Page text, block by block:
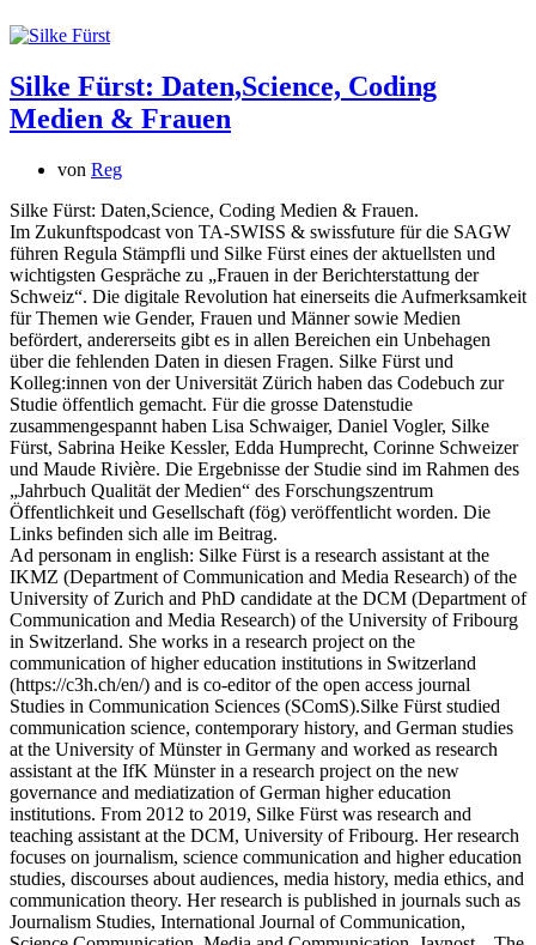
Silke Fürst: Daten,Science, Coding
Medien & Frauen
von Reg
Silke Fürst: Daten,Science, Coding Medien & Frauen.
Im Zukunftspodcast von TA-SWISS & swissfuture für die SAGW
führen Regula Stämpfli und Silke Fürst eines der aktuellsten und
wichtigsten Gespräche zu „Frauen in der Berichterstattung der
Schweiz“. Die digitale Revolution hat einerseits die Aufmerksamkeit
für Themen wie Gender, Frauen und Männer sowie Medien
befördert, andererseits gibt es in allen Bereichen ein Unbehagen
über die fehlenden Daten in diesen Fragen. Silke Fürst und
Kolleg:innen von der Universität Zürich haben das Codebuch zur
Studie öffentlich gemacht. Für die grosse Datenstudie
zusammengespannt haben Lisa Schwaiger, Daniel Vogler, Silke
Fürst, Sabrina Heike Kessler, Edda Humprecht, Corinne Schweizer
und Maude Rivière. Die Ergebnisse der Studie sind im Rahmen des
„Jahrbuch Qualität der Medien“ des Forschungszentrum
Öffentlichkeit und Gesellschaft (fög) veröffentlicht worden. Die
Links befinden sich alle im Beitrag.
Ad personam in english: Silke Fürst is a research assistant at the
IKMZ (Department of Communication and Media Research) of the
University of Zurich and PhD candidate at the DCM (Department of
Communication and Media Research) of the University of Fribourg
in Switzerland. She works in a research project on the
communication of higher education institutions in Switzerland
(https://c3h.ch/en/) and is co-editor of the open access journal
Studies in Communication Sciences (SComS).Silke Fürst studied
communication science, contemporary history, and German studies
at the University of Münster in Germany and worked as research
assistant at the IfK Münster in a research project on the new
governance and mediatization of German higher education
institutions. From 2012 to 2019, Silke Fürst was research and
teaching assistant at the DCM, University of Fribourg. Her research
focuses on journalism, science communication and higher education
studies, discourses about audiences, media history, media ethics, and
communication theory. Her research is published in journals such as
Journalism Studies, International Journal of Communication,